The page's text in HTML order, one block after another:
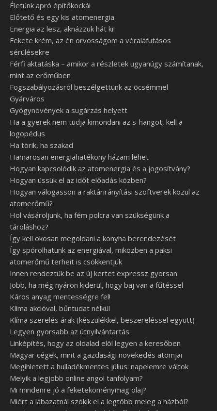
Életünk apró építőkockái
Előtető és egy kis atomenergia
Energia az lesz, aknázzuk hát ki!
Fekete krém, az én orvosságom a véraláfutásos
sérülésekre
Férfi aktatáska – amikor a részletek ugyanúgy számítanak,
mint az erőműben
Fogszabályozásról beszélgettünk az öcsémmel
Gyárváros
Gyógynövények a sugárzás helyett
Ha a gyerek nem tudja kimondani az s-hangot, kell a
logopédus
Ha törik, ha szakad
Hamarosan energiahatékony házam lehet
Hogyan kapcsolódik az atomenergia és a jogosítvány?
Hogyan üssük el az időt előadás közben?
Hogyan válogasson a raktárirányítási szoftverek közül az
atomerőmű?
Hol vásároljunk, ha fém polcra van szükségünk a
tároláshoz?
Így kell okosan megoldani a konyha berendezését
Így spórolhatunk az energiával, miközben a paksi
atomerőmű terheit is csökkentjük
Innen rendeztük be az új kertet expressz gyorsan
Jobb, ha még nyáron kiderül, hogy baj van a fűtéssel
Káros anyag mentességre fel!
Klíma akcióval, bűntudat nélkül
Klíma szerelés árak (készülékkel, beszereléssel együtt)
Legyen gyorsabb az útnyilvántartás
Linképítés, hogy az oldalad elöl legyen a keresőben
Magyar cégek, mint a gazdasági növekedés atomjai
Megihletett a hulladékmentes július: napelemre váltok
Melyik a legjobb online angol tanfolyam?
Mi mindenre jó a feketeköménymag olaj?
Miért a lábazatnál szökik el a legtöbb meleg a házból?